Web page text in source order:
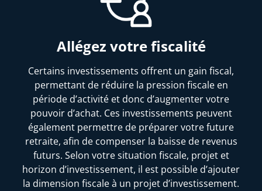
Allégez votre fiscalité
Certains investissements offrent un gain fiscal,
permettant de réduire la pression fiscale en
période d’activité et donc d’augmenter votre
pouvoir d’achat. Ces investissements peuvent
également permettre de préparer votre future
retraite, afin de compenser la baisse de revenus
futurs. Selon votre situation fiscale, projet et
horizon d’investissement, il est possible d’ajouter
la dimension fiscale à un projet d’investissement.